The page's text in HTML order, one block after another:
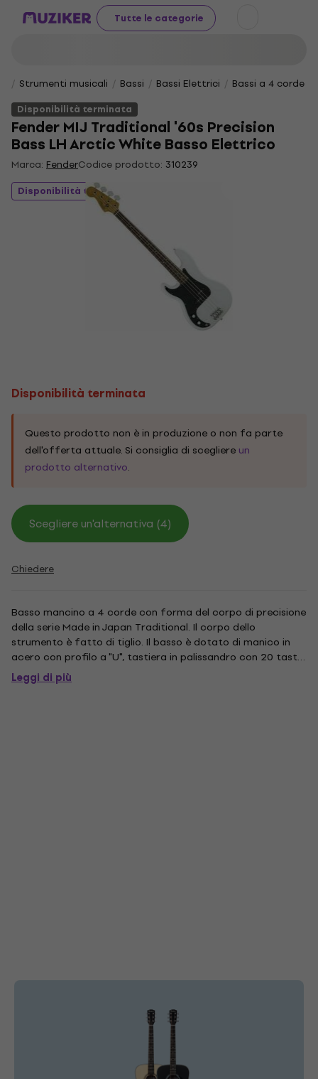
Tutte le categorie
Strumenti musicali Bassi Bassi Elettrici Bassi a 4 corde
Disponibilità terminata
Fender MIJ Traditional '60s Precision
Bass LH Arctic White Basso Elettrico
Marca: FenderCodice prodotto: 310239
Disponibilità terminata
Disponibilità terminata
Questo prodotto non è in produzione o non fa parte
dell'offerta attuale. Si consiglia di scegliere un
prodotto alternativo.
Scegliere un'alternativa (4)
Chiedere
Basso mancino a 4 corde con forma del corpo di precisione
della serie Made in Japan Traditional. Il corpo dello
strumento è fatto di tiglio. Il basso è dotato di manico in
acero con profilo a "U", tastiera in palissandro con 20 tasti,
un pick-up medio basso single-coil split Vintage-Style Split,
ponte vintage a 4 selle e accordature stile vintage.
Leggi di più